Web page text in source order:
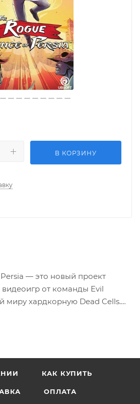
В КОРЗИНУ
— это новый проект
от команды Evil
миру хардкорную Dead Cells.
Ответ на этот
от вас.
КАК КУПИТЬ
ОПЛАТА